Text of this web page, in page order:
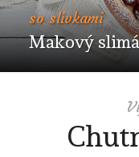
so slivkami
Makový